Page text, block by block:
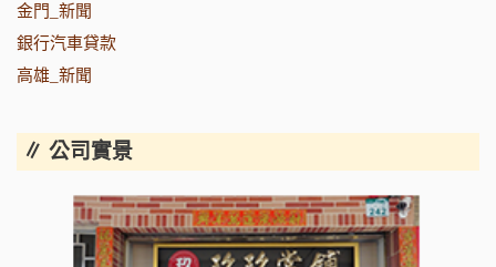
金門_新聞
銀行汽車貸款
高雄_新聞
∥ 公司實景